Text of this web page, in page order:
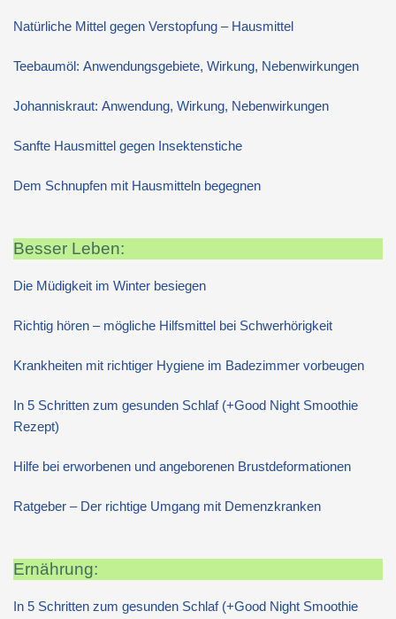
Natürliche Mittel gegen Verstopfung – Hausmittel
Teebaumöl: Anwendungsgebiete, Wirkung, Nebenwirkungen
Johanniskraut: Anwendung, Wirkung, Nebenwirkungen
Sanfte Hausmittel gegen Insektenstiche
Dem Schnupfen mit Hausmitteln begegnen
Besser Leben:
Die Müdigkeit im Winter besiegen
Richtig hören – mögliche Hilfsmittel bei Schwerhörigkeit
Krankheiten mit richtiger Hygiene im Badezimmer vorbeugen
In 5 Schritten zum gesunden Schlaf (+Good Night Smoothie
Rezept)
Hilfe bei erworbenen und angeborenen Brustdeformationen
Ratgeber – Der richtige Umgang mit Demenzkranken
Ernährung:
In 5 Schritten zum gesunden Schlaf (+Good Night Smoothie